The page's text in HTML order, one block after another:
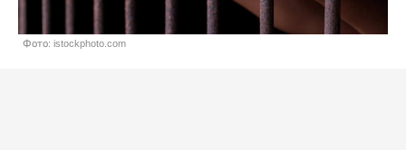
Фото: istockphoto.com